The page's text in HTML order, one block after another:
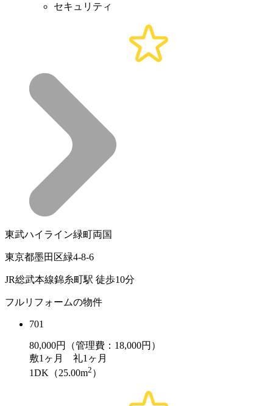
セキュリティ
東武ハイライン緑町両国
東京都墨田区緑4-8-6
JR総武本線錦糸町駅 徒歩10分
フルリフォームの物件
701
80,000円（管理費：18,000円）
敷1ヶ月 礼1ヶ月
1DK（25.00m2 ）